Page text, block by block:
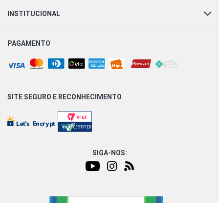
INSTITUCIONAL
PAGAMENTO
SITE SEGURO E RECONHECIMENTO
SIGA-NOS: